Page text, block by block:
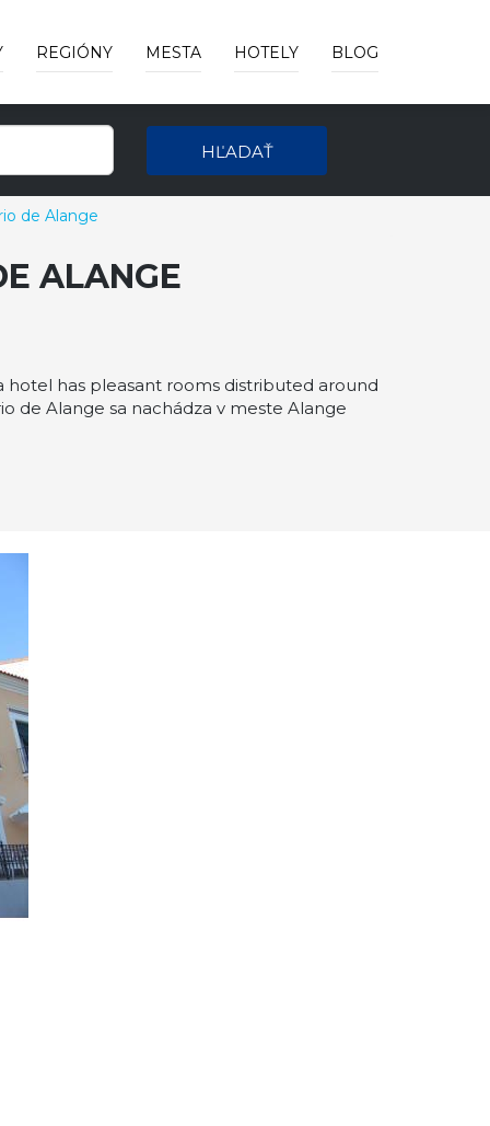
REGIÓNY MESTA HOTELY BLOG
HĽADAŤ
de Alange
ALANGE
hotel has pleasant rooms distributed around
de Alange sa nachádza v meste Alange